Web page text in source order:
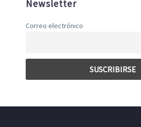
Newsletter
Correo electrónico